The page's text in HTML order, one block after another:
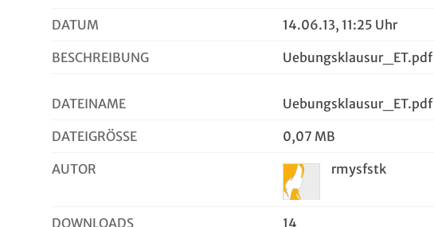
DATUM 14.06.13, 11:25 Uhr
BESCHREIBUNG Uebungsklausur_ET.pdf
DATEINAME Uebungsklausur_ET.pdf
DATEIGRÖSSE 0,07 MB
AUTOR rmysfstk
DOWNLOADS 14